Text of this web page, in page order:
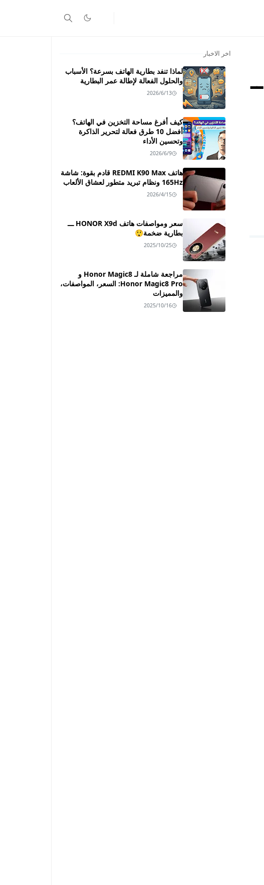
سعر ومواصفات هاتف Motorola g54 5G ــ
اخر الاخبار
لماذا تنفد بطارية الهاتف بسرعة؟ الأسباب
والحلول الفعالة لإطالة عمر البطارية
2026/6/13
كيف أفرغ مساحة التخزين في الهاتف؟
أفضل 10 طرق فعالة لتحرير الذاكرة
وتحسين الأداء
2026/6/9
هاتف REDMI K90 Max قادم بقوة: شاشة
165Hz ونظام تبريد متطور لعشاق الألعاب
2026/4/15
سعر ومواصفات هاتف HONOR X9d ـــ
بطارية ضخمة😲
2025/10/25
مراجعة شاملة لـ Honor Magic8 و
Honor Magic8 Pro: السعر، المواصفات،
والمميزات
2025/10/16